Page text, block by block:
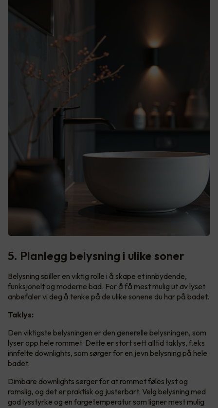
5. Planlegg belysning i ulike soner
Belysning spiller en viktig rolle i å skape et innbydende,
funksjonelt og moderne bad. For å få mest mulig ut av lyset
anbefaler vi deg å tenke på de ulike sonene du har på badet.
Taklys:
Den viktigste belysningen er den generelle belysningen, som
lyser opp hele rommet. Dette er stort sett alltid taklys, f.eks
innfelte downlights, som sørger for en jevn belysning på hele
badet.
Dimbare downlights sørger for at rommet føles lyst og
romslig, og det er praktisk og justerbart. Velg belysning med
god lysstyrke og en fargetemperatur som ligner mest mulig